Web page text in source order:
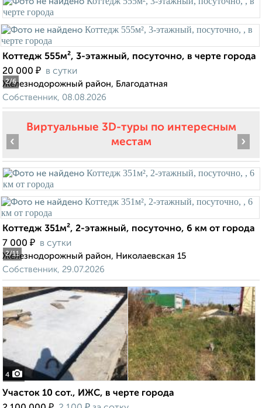
2/6
Коттедж 555м², 3-этажный, посуточно, в черте города
20 000 ₽ в сутки
Железнодорожный район, Благодатная
Собственник, 08.08.2026
Виртуальные 3D-туры по интересным
местам
2/11
‹ ›
Коттедж 351м², 2-этажный, посуточно, 6 км от города
7 000 ₽ в сутки
Железнодорожный район, Николаевская 15
Собственник, 29.07.2026
4
Участок 10 сот., ИЖС, в черте города